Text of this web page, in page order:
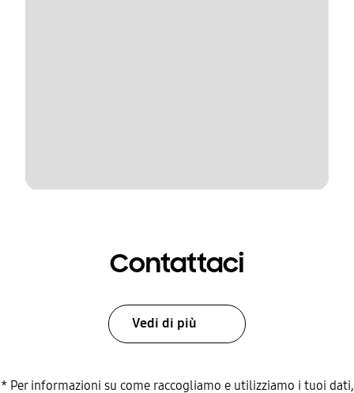
Contattaci
Vedi di più
* Per informazioni su come raccogliamo e utilizziamo i tuoi dati,